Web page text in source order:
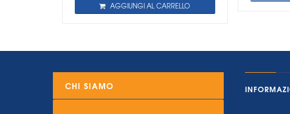
AGGIUNGI AL CARRELLO
CHI SIAMO